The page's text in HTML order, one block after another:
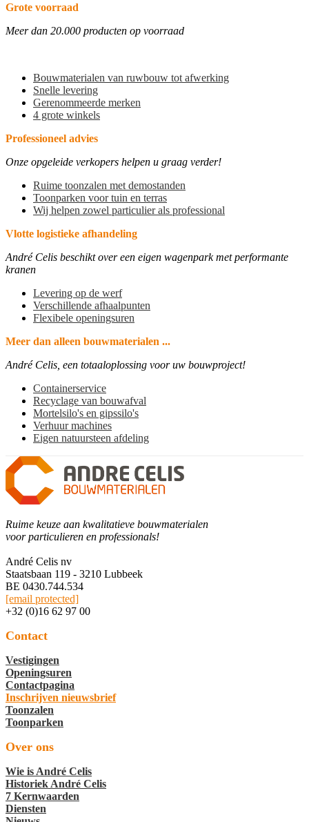
Grote voorraad
Meer dan 20.000 producten op voorraad
Bouwmaterialen van ruwbouw tot afwerking
Snelle levering
Gerenommeerde merken
4 grote winkels
Professioneel advies
Onze opgeleide verkopers helpen u graag verder!
Ruime toonzalen met demostanden
Toonparken voor tuin en terras
Wij helpen zowel particulier als professional
Vlotte logistieke afhandeling
André Celis beschikt over een eigen wagenpark met performante
kranen
Levering op de werf
Verschillende afhaalpunten
Flexibele openingsuren
Meer dan alleen bouwmaterialen ...
André Celis, een totaaloplossing voor uw bouwproject!
Containerservice
Recyclage van bouwafval
Mortelsilo's en gipssilo's
Verhuur machines
Eigen natuursteen afdeling
Ruime keuze aan kwalitatieve bouwmaterialen
voor particulieren en professionals!
André Celis nv
Staatsbaan 119 - 3210 Lubbeek
BE 0430.744.534
[email protected]
+32 (0)16 62 97 00
Contact
Vestigingen
Openingsuren
Contactpagina
Inschrijven nieuwsbrief
Toonzalen
Toonparken
Over ons
Wie is André Celis
Historiek André Celis
7 Kernwaarden
Diensten